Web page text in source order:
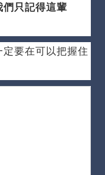
只記得這輩
定要在可以把握住